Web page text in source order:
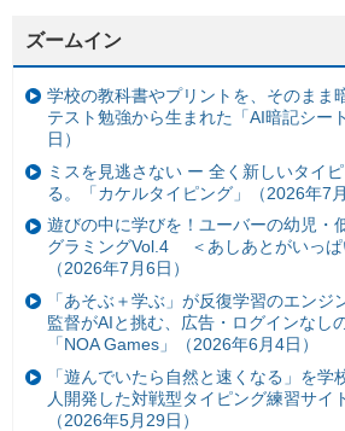
ズームイン
学校の教科書やプリントを、そのまま
テスト勉強から生まれた「AI暗記シー
日）
ミスを見逃さない ー 全く新しいタイ
る。「カケルタイピング」（2026年7月
遊びの中に学びを！ユーバーの幼児・
グラミングVol.4 ＜あしあとがいっぱ
（2026年7月6日）
「あそぶ＋学ぶ」が反復学習のエン
監督がAIと挑む、広告・ログインなし
「NOA Games」（2026年6月4日）
「遊んでいたら自然と速くなる」を
人開発した対戦型タイピング練習サイ
（2026年5月29日）